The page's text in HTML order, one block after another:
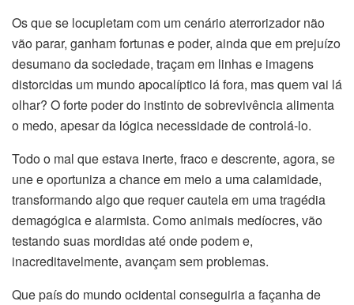
Os que se locupletam com um cenário aterrorizador não
vão parar, ganham fortunas e poder, ainda que em prejuízo
desumano da sociedade, traçam em linhas e imagens
distorcidas um mundo apocalíptico lá fora, mas quem vai lá
olhar? O forte poder do instinto de sobrevivência alimenta
o medo, apesar da lógica necessidade de controlá-lo.
Todo o mal que estava inerte, fraco e descrente, agora, se
une e oportuniza a chance em meio a uma calamidade,
transformando algo que requer cautela em uma tragédia
demagógica e alarmista. Como animais medíocres, vão
testando suas mordidas até onde podem e,
inacreditavelmente, avançam sem problemas.
Que país do mundo ocidental conseguiria a façanha de